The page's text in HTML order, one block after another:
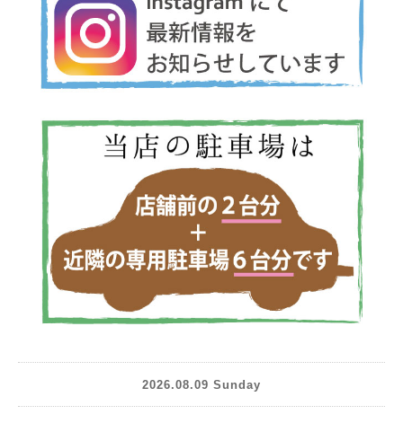
2026.08.09 Sunday